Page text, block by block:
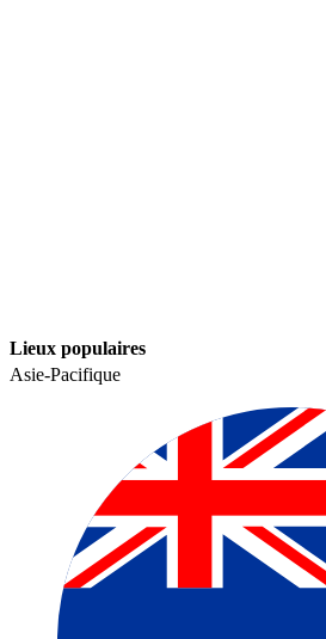
Lieux populaires​​
Asie-Pacifique​​